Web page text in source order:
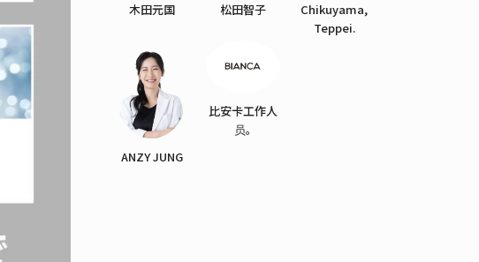
木田元国 松田智子
Chikuyama,
Teppei.
ANZY JUNG
比安卡工作人
员。